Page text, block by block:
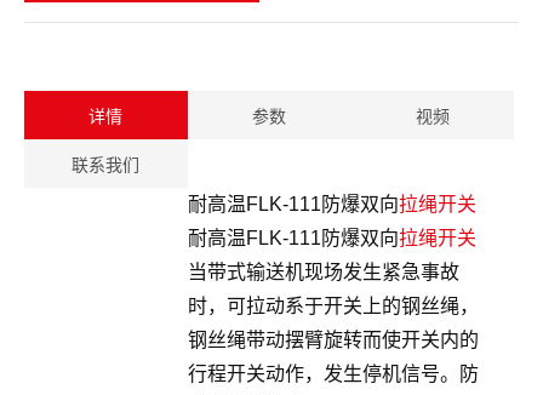
详情 参数 视频
联系我们
耐高温FLK-111防爆双向拉绳开关
耐高温FLK-111防爆双向拉绳开关
当带式输送机现场发生紧急事故
时，可拉动系于开关上的钢丝绳，
钢丝绳带动摆臂旋转而使开关内的
行程开关动作，发生停机信号。防